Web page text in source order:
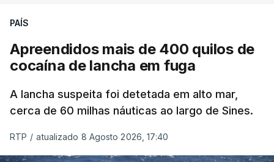
PAÍS
Apreendidos mais de 400 quilos de
cocaína de lancha em fuga
A lancha suspeita foi detetada em alto mar,
cerca de 60 milhas náuticas ao largo de Sines.
RTP / atualizado 8 Agosto 2026, 17:40